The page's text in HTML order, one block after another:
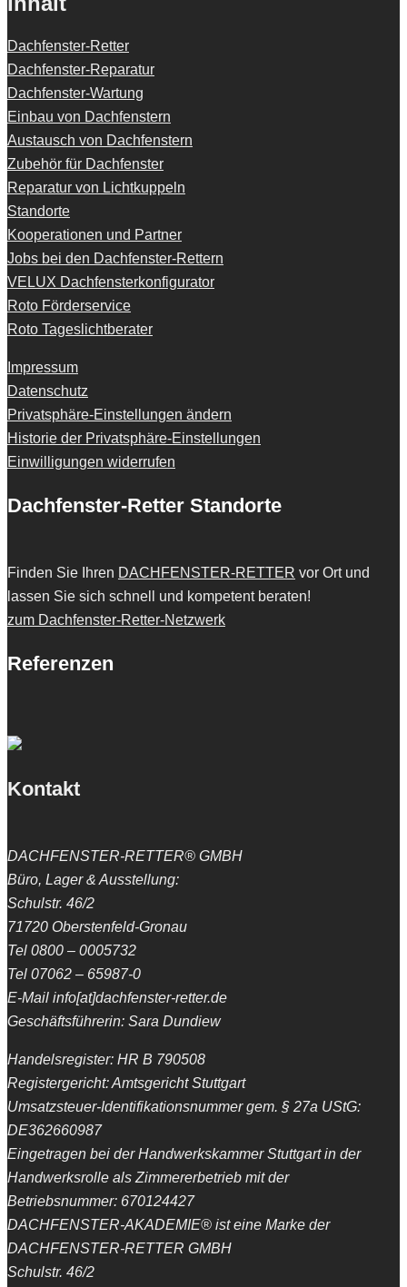
Dachfenster-Retter
Dachfenster-Reparatur
Dachfenster-Wartung
Einbau von Dachfenstern
Austausch von Dachfenstern
Zubehör für Dachfenster
Reparatur von Lichtkuppeln
Standorte
Kooperationen und Partner
Jobs bei den Dachfenster-Rettern
VELUX Dachfensterkonfigurator
Roto Förderservice
Roto Tageslichtberater
Impressum
Datenschutz
Privatsphäre-Einstellungen ändern
Historie der Privatsphäre-Einstellungen
Einwilligungen widerrufen
Dachfenster-Retter Standorte
Finden Sie Ihren DACHFENSTER-RETTER vor Ort und
lassen Sie sich schnell und kompetent beraten!
zum Dachfenster-Retter-Netzwerk
Referenzen
Kontakt
DACHFENSTER-RETTER® GMBH
Büro, Lager & Ausstellung:
Schulstr. 46/2
71720 Oberstenfeld-Gronau
Tel 0800 – 0005732
Tel 07062 – 65987-0
E-Mail info[at]dachfenster-retter.de
Geschäftsführerin: Sara Dundiew
Handelsregister: HR B 790508
Registergericht: Amtsgericht Stuttgart
Umsatzsteuer-Identifikationsnummer gem. § 27a UStG:
DE362660987
Eingetragen bei der Handwerkskammer Stuttgart in der
Handwerksrolle als Zimmererbetrieb mit der
Betriebsnummer: 670124427
DACHFENSTER-AKADEMIE® ist eine Marke der
DACHFENSTER-RETTER GMBH
Schulstr. 46/2